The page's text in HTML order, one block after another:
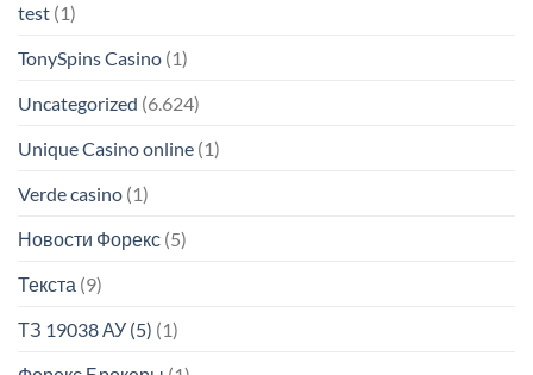
test (1)
TonySpins Casino (1)
Uncategorized (6.624)
Unique Casino online (1)
Verde casino (1)
Новости Форекс (5)
Текста (9)
ТЗ 19038 АУ (5) (1)